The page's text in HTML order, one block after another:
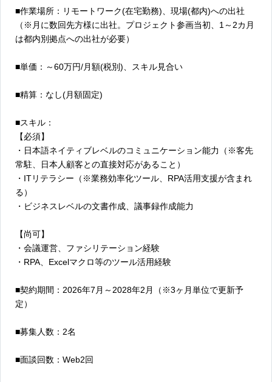
■作業場所：リモートワーク(在宅勤務)、現場(都内)への出社
（※月に数回先方様に出社。プロジェクト参画当初、1～2カ月
は都内別拠点への出社が必要）
■単価：～60万円/月額(税別)、スキル見合い
■精算：なし(月額固定)
■スキル：
【必須】
・日本語ネイティブレベルのコミュニケーション能力（※客先
常駐、日本人顧客との直接対応があること）
・ITリテラシー（※業務効率化ツール、RPA活用支援が含まれ
る）
・ビジネスレベルの文書作成、議事録作成能力
【尚可】
・会議運営、ファシリテーション経験
・RPA、Excelマクロ等のツール活用経験
■契約期間：2026年7月～2028年2月（※3ヶ月単位で更新予
定）
■募集人数：2名
■面談回数：Web2回